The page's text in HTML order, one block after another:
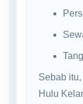
Sebab
Hulu